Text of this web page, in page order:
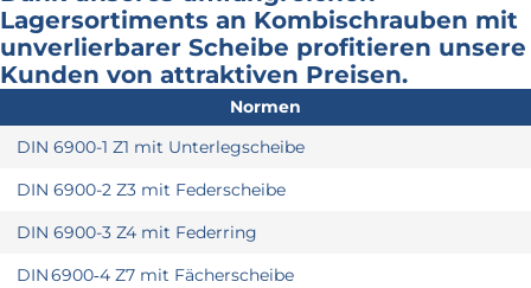
Lagersortiments an Kombischrauben mit
unverlierbarer Scheibe profitieren unsere
Kunden von attraktiven Preisen.
Normen
DIN 6900-1 Z1 mit Unterlegscheibe
DIN 6900-2 Z3 mit Federscheibe
DIN 6900-3 Z4 mit Federring
DIN 6900‑4 Z7 mit Fächerscheibe